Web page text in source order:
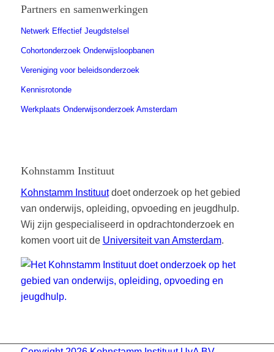
Partners en samenwerkingen
Netwerk Effectief Jeugdstelsel
Cohortonderzoek Onderwijsloopbanen
Vereniging voor beleidsonderzoek
Kennisrotonde
Werkplaats Onderwijsonderzoek Amsterdam
Kohnstamm Instituut
Kohnstamm Instituutdoet onderzoek op het gebied
van onderwijs, opleiding, opvoeding en jeugdhulp.
Wij zijn gespecialiseerd in opdrachtonderzoek en
komen voort uit de Universiteit van Amsterdam.